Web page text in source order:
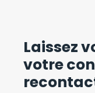
Laissez
votre